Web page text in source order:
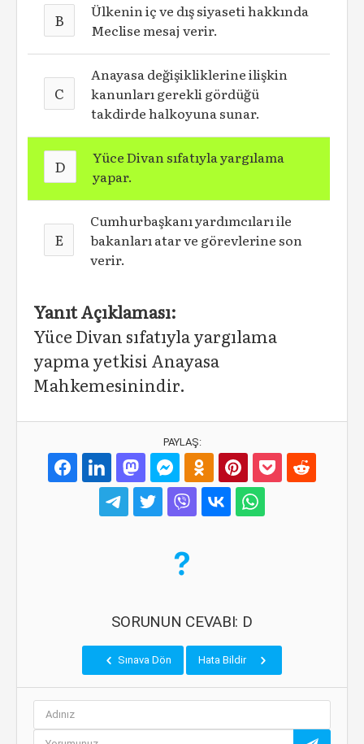
B
Ülkenin iç ve dış siyaseti hakkında
Meclise mesaj verir.
C
Anayasa değişikliklerine ilişkin
kanunları gerekli gördüğü
takdirde halkoyuna sunar.
D
Yüce Divan sıfatıyla yargılama
yapar.
E
Cumhurbaşkanı yardımcıları ile
bakanları atar ve görevlerine son
verir.
Yanıt Açıklaması:
Yüce Divan sıfatıyla yargılama
yapma yetkisi Anayasa
Mahkemesinindir.
PAYLAŞ:
SORUNUN CEVABI: D
Sınava Dön Hata Bildir